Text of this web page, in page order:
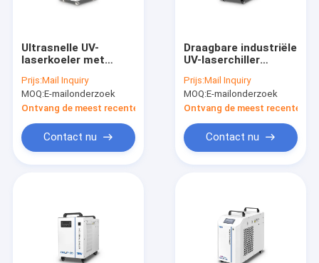
Ultrasnelle UV-
laserkoeler met
CWUP-40 ±0,1°C
Prijs:Mail Inquiry
MOQ:E-mailonderzoek
Ontvang de meest recente Prijs
Contact nu
Draagbare industriële
UV-laserchiller
ultrasnelle laser UV-
laser ±0,1°C
nauwkeurigheid
Prijs:Mail Inquiry
MOQ:E-mailonderzoek
Ontvang de meest recente
Contact nu